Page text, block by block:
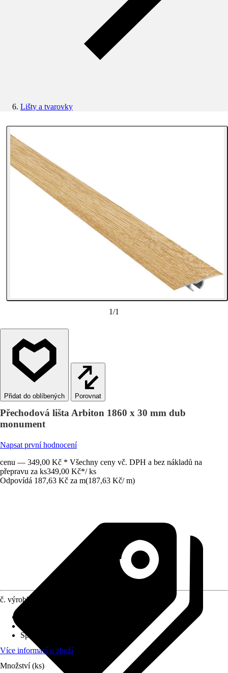
Lišty a tvarovky
1/1
Porovnat
Přechodová lišta Arbiton 1860 x 30 mm dub
monument
Napsat první hodnocení
cenu — 349,00 Kč * Všechny ceny vč. DPH a bez nákladů na
přepravu za ks349,00 Kč*/ ks
Odpovídá 187,63 Kč za m(187,63 Kč/ m)
č. výrobku
Specifikace materiálu
Více informací o zboží
Množství (ks)